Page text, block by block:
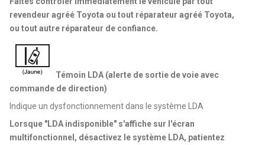
revendeur agréé Toyota ou tout réparateur agréé Toyota,
ou tout autre réparateur de confiance.
Témoin LDA (alerte de sortie de voie avec
commande de direction)
Indique un dysfonctionnement dans le système LDA
Lorsque "LDA indisponible" s'affiche sur l'écran
multifonctionnel, désactivez le système LDA, patientez